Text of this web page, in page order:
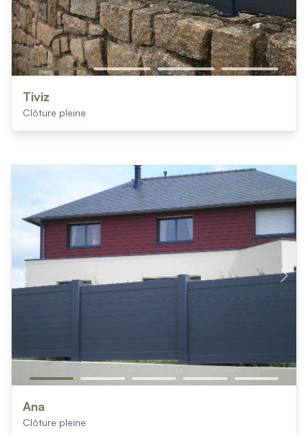
Tiviz
Clôture pleine
Ana
Clôture pleine